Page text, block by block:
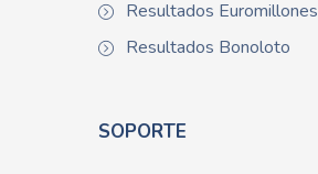
Resultados Euromillones
Resultados Bonoloto
SOPORTE